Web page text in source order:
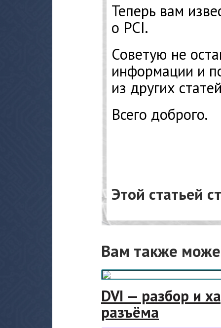
Теперь вам
о PCI.
Советую не
информации и
из других
Всего доброго.
Этой статьей
Вам также
DVI — разбор и
разъёма